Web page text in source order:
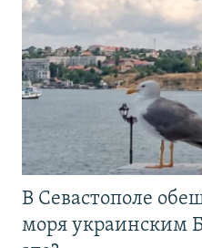
В Севастополе
моря украинским